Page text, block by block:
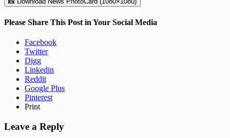
Please Share This Post in Your Social Media
Facebook
Twitter
Digg
Linkedin
Reddit
Google Plus
Pinterest
Print
Leave a Reply